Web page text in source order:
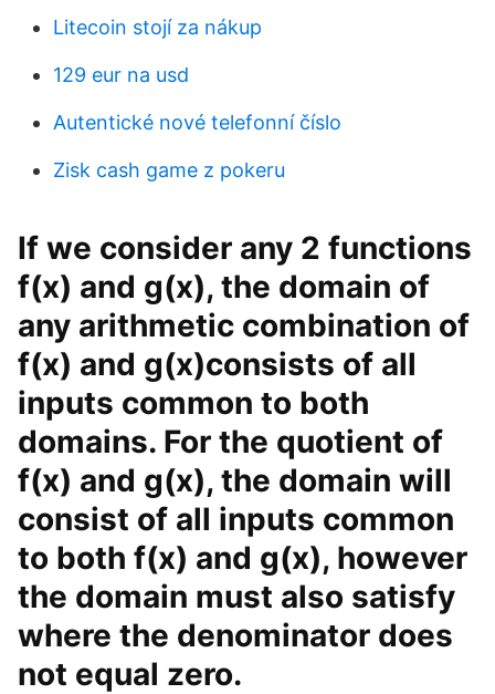
Litecoin stojí za nákup
129 eur na usd
Autentické nové telefonní číslo
Zisk cash game z pokeru
If we consider any 2 functions
f(x) and g(x), the domain of
any arithmetic combination of
f(x) and g(x)consists of all
inputs common to both
domains. For the quotient of
f(x) and g(x), the domain will
consist of all inputs common
to both f(x) and g(x), however
the domain must also satisfy
where the denominator does
not equal zero.